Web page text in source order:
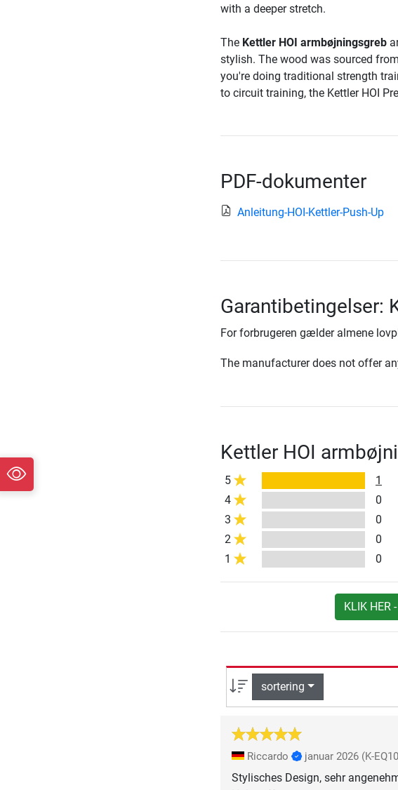
with a deeper stretch.
The Kettler HOI armbøjningsgreb
stylish. The wood was sourced
you're doing traditional strength
to circuit training, the Kettler HOI
PDF-dokumenter
Anleitung-HOI-Kettler-Push-Up
Garantibetingelser:
For forbrugeren gælder almene
The manufacturer does not offer
Kettler HOI
5
1
4
0
3
0
2
0
1
0
KLIK HER
sortering
Riccardo januar 2026 (K-
Stylisches Design, sehr